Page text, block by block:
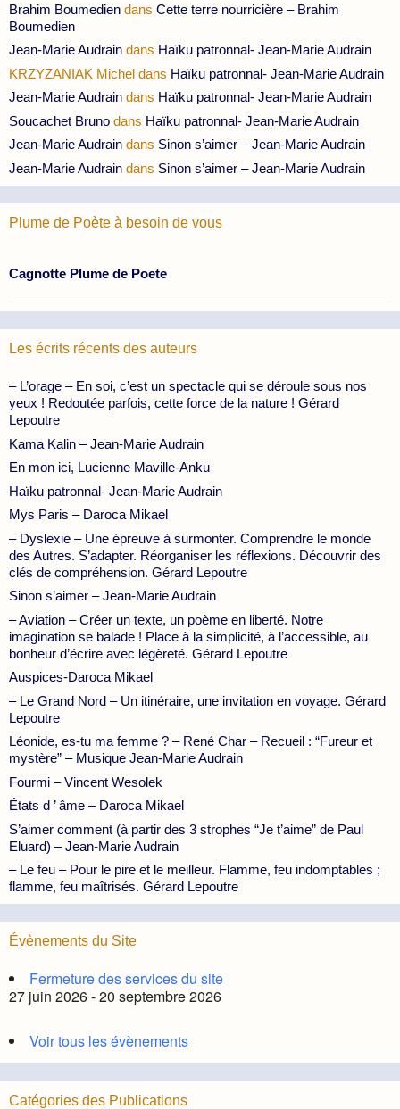
Brahim Boumedien dans Cette terre nourricière – Brahim
Boumedien
Jean-Marie Audrain dans Haïku patronnal- Jean-Marie Audrain
KRZYZANIAK Michel dans Haïku patronnal- Jean-Marie Audrain
Jean-Marie Audrain dans Haïku patronnal- Jean-Marie Audrain
Soucachet Bruno dans Haïku patronnal- Jean-Marie Audrain
Jean-Marie Audrain dans Sinon s’aimer – Jean-Marie Audrain
Jean-Marie Audrain dans Sinon s’aimer – Jean-Marie Audrain
Plume de Poète à besoin de vous
Cagnotte Plume de Poete
Les écrits récents des auteurs
– L’orage – En soi, c’est un spectacle qui se déroule sous nos
yeux ! Redoutée parfois, cette force de la nature ! Gérard
Lepoutre
Kama Kalin – Jean-Marie Audrain
En mon ici, Lucienne Maville-Anku
Haïku patronnal- Jean-Marie Audrain
Mys Paris – Daroca Mikael
– Dyslexie – Une épreuve à surmonter. Comprendre le monde
des Autres. S’adapter. Réorganiser les réflexions. Découvrir des
clés de compréhension. Gérard Lepoutre
Sinon s’aimer – Jean-Marie Audrain
– Aviation – Créer un texte, un poème en liberté. Notre
imagination se balade ! Place à la simplicité, à l’accessible, au
bonheur d’écrire avec légèreté. Gérard Lepoutre
Auspices-Daroca Mikael
– Le Grand Nord – Un itinéraire, une invitation en voyage. Gérard
Lepoutre
Léonide, es-tu ma femme ? – René Char – Recueil : “Fureur et
mystère” – Musique Jean-Marie Audrain
Fourmi – Vincent Wesolek
États d ’ âme – Daroca Mikael
S’aimer comment (à partir des 3 strophes “Je t’aime” de Paul
Eluard) – Jean-Marie Audrain
– Le feu – Pour le pire et le meilleur. Flamme, feu indomptables ;
flamme, feu maîtrisés. Gérard Lepoutre
Évènements du Site
Fermeture des services du site
27 juin 2026 - 20 septembre 2026
Voir tous les évènements
Catégories des Publications